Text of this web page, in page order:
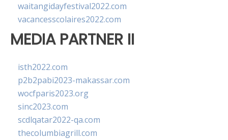
waitangidayfestival2022.com
vacancesscolaires2022.com
MEDIA PARTNER II
isth2022.com
p2b2pabi2023-makassar.com
wocfparis2023.org
sinc2023.com
scdlqatar2022-qa.com
thecolumbiagrill.com